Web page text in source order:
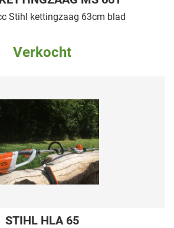
Stihl kettingzaag 63cm blad
Verkocht
STIHL HLA 65